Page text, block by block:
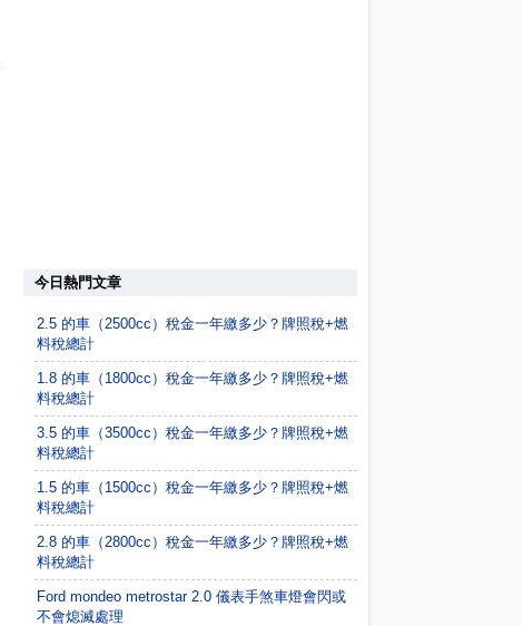
今日熱門文章
2.5 的車（2500cc）稅金一年繳多少？牌照稅+燃
料稅總計
1.8 的車（1800cc）稅金一年繳多少？牌照稅+燃
料稅總計
3.5 的車（3500cc）稅金一年繳多少？牌照稅+燃
料稅總計
1.5 的車（1500cc）稅金一年繳多少？牌照稅+燃
料稅總計
2.8 的車（2800cc）稅金一年繳多少？牌照稅+燃
料稅總計
Ford mondeo metrostar 2.0 儀表手煞車燈會閃或
不會熄滅處理